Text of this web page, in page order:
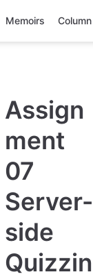
Memoirs Column
Assign
ment
07
Server-
side
Quizzin